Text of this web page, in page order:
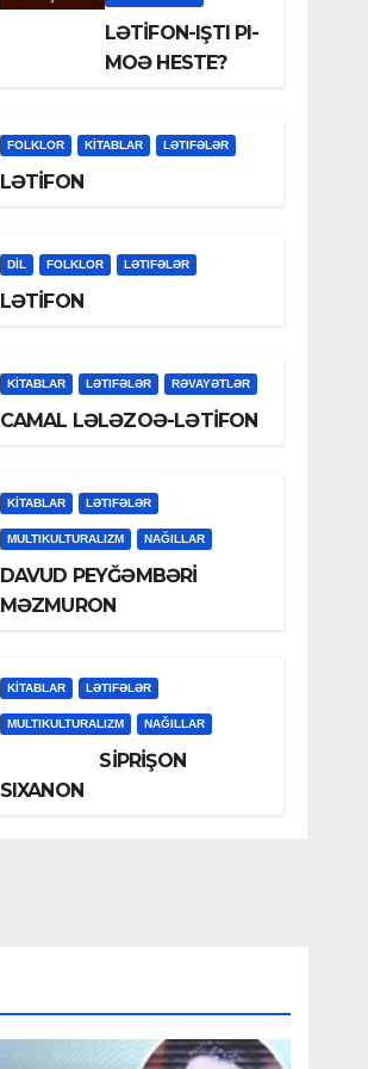
LƏTİFON-IŞTI PI-
MOƏ HESTE?
FOLKLOR KİTABLAR LƏTIFƏLƏR
LƏTİFON
DİL FOLKLOR LƏTIFƏLƏR
LƏTİFON
KİTABLAR LƏTIFƏLƏR RƏVAYƏTLƏR
CAMAL LƏLƏZOƏ-LƏTİFON
KİTABLAR LƏTIFƏLƏR
MULTIKULTURALIZM NAĞILLAR
DAVUD PEYĞƏMBƏRİ
MƏZMURON
KİTABLAR LƏTIFƏLƏR
MULTIKULTURALIZM NAĞILLAR
SİPRİŞON
SIXANON